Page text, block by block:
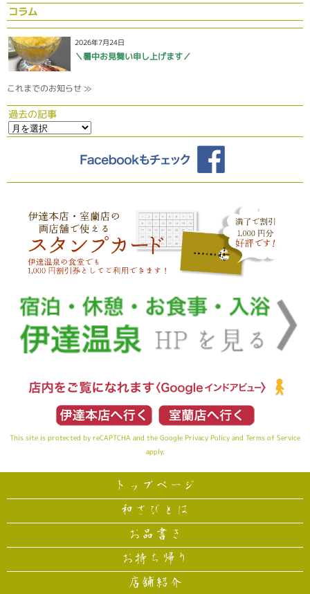
コラム
2026年7月24日
＼暑中お見舞い申し上げます／
これまでのお知らせ ≫
過去の記事
This site is protected by reCAPTCHA and the Google Privacy Policy and Terms of Service
apply.
トップページ
和さびとは
お品書き
お持ち帰り
店舗紹介